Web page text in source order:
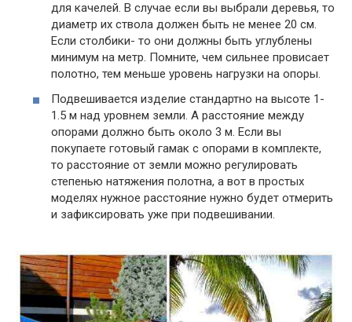
для качелей. В случае если вы выбрали деревья, то
диаметр их ствола должен быть не менее 20 см.
Если столбики- то они должны быть углублены
минимум на метр. Помните, чем сильнее провисает
полотно, тем меньше уровень нагрузки на опоры.
Подвешивается изделие стандартно на высоте 1-
1.5 м над уровнем земли. А расстояние между
опорами должно быть около 3 м. Если вы
покупаете готовый гамак с опорами в комплекте,
то расстояние от земли можно регулировать
степенью натяжения полотна, а вот в простых
моделях нужное расстояние нужно будет отмерить
и зафиксировать уже при подвешивании.